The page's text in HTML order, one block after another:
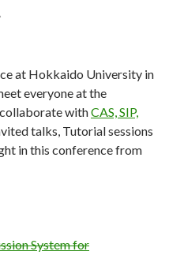
at Hokkaido University in
everyone at the
withCAS, SIP,
talks, Tutorial sessions
in this conference from
System for